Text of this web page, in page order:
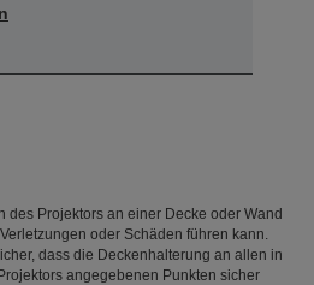
des Projektors an einer Decke oder Wand
oder Schäden führen kann.
dass die Deckenhalterung an allen in
angegebenen Punkten sicher